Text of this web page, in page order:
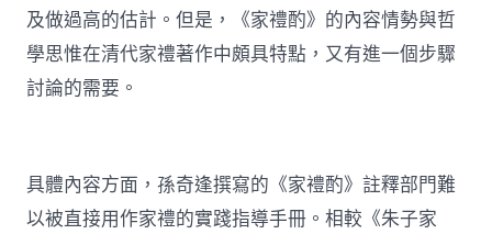
及做過高的估計。但是，《家禮酌》的內容情勢與哲
學思惟在清代家禮著作中頗具特點，又有進一個步驟
討論的需要。
具體內容方面，孫奇逢撰寫的《家禮酌》註釋部門難
以被直接用作家禮的實踐指導手冊。相較《朱子家